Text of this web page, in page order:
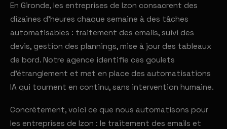
En Gironde, les entreprises de Izon consacrent des
dizaines d'heures chaque semaine à des tâches
automatisables : traitement des emails, suivi des
devis, gestion des plannings, mise à jour des tableaux
de bord. Notre agence identifie ces goulets
d'étranglement et met en place des automatisations
IA qui tournent en continu, sans intervention humaine.
Concrètement, voici ce que nous automatisons pour
les entreprises de Izon : le traitement des emails et